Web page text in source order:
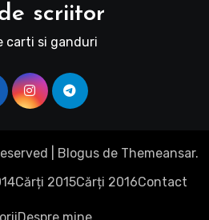
scriitor
carti si ganduri
Blogus de Themeansar.
Cărți 2015Cărți 2016Contact